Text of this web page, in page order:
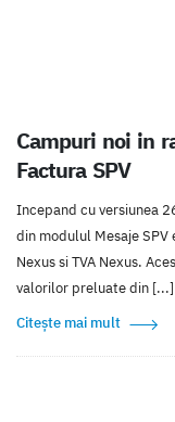
Campuri noi in
Factura SPV
Incepand cu versiunea
din modulul Mesaje
Nexus si TVA Nexus.
valorilor preluate din [...]
Citește mai mult